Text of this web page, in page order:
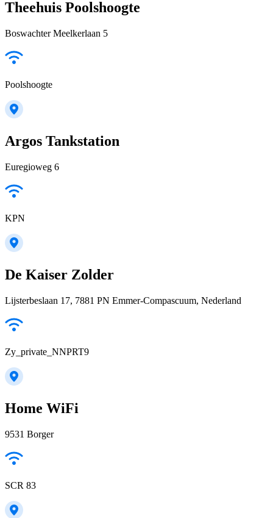
Theehuis Poolshoogte
Boswachter Meelkerlaan 5
Poolshoogte
Argos Tankstation
Euregioweg 6
KPN
De Kaiser Zolder
Lijsterbeslaan 17, 7881 PN Emmer-Compascuum, Nederland
Zy_private_NNPRT9
Home WiFi
9531 Borger
SCR 83